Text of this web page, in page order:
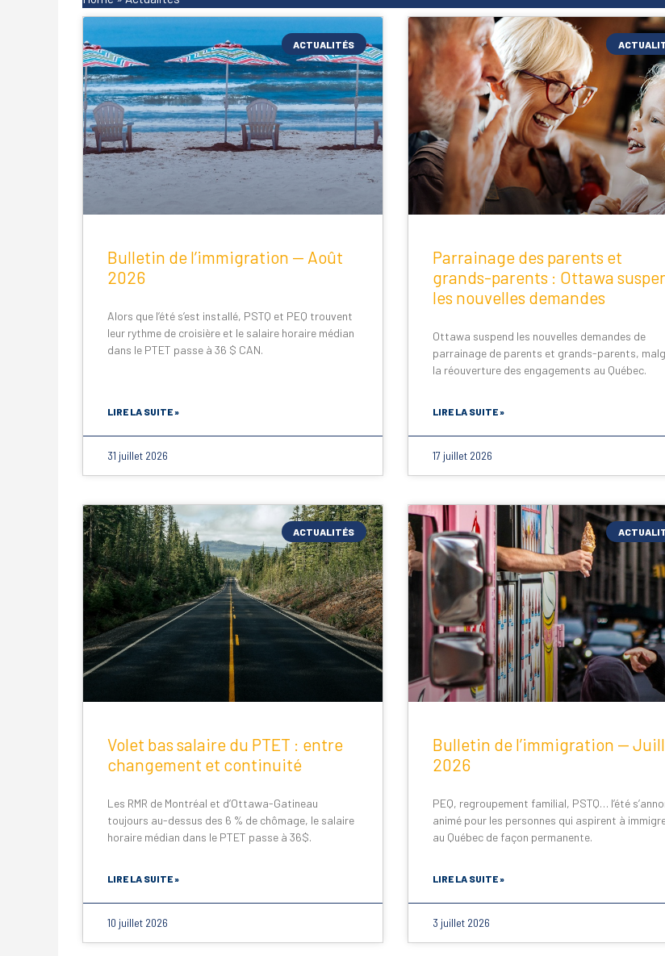
ACTUALITÉS
Bulletin de l’immigration — Août
2026
Alors que l’été s’est installé, PSTQ et PEQ trouvent
leur rythme de croisière et le salaire horaire médian
dans le PTET passe à 36 $ CAN.
LIRE LA SUITE »
31 juillet 2026
Parrainage des parents et
grands-parents : Ottawa
les nouvelles demandes
Ottawa suspend les nouvelles demandes de
parrainage de parents et grands-parents,
la réouverture des engagements au Québec.
LIRE LA SUITE »
17 juillet 2026
ACTUALITÉS
Volet bas salaire du PTET : entre
changement et continuité
Les RMR de Montréal et d’Ottawa-Gatineau
toujours au-dessus des 6 % de chômage, le salaire
horaire médian dans le PTET passe à 36$.
LIRE LA SUITE »
10 juillet 2026
Bulletin de l’immigration —
2026
PEQ, regroupement familial, PSTQ… l’été
animé pour les personnes qui aspirent à
au Québec de façon permanente.
LIRE LA SUITE »
3 juillet 2026